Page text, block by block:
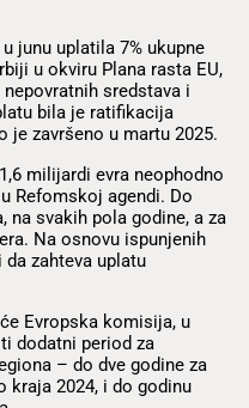
junu uplatila 7% ukupne
u okviru Plana rasta EU,
sredstava i
bila je ratifikacija
je završeno u martu 2025.
milijardi evra neophodno
Refomskoj agendi. Do
na svakih pola godine, a za
Na osnovu ispunjenih
zahteva uplatu
Evropska komisija, u
dodatni period za
– do dve godine za
kraja 2024, i do godinu